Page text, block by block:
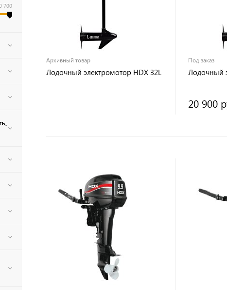
700
Архивный товар
Лодочный электромотор HDX 32L
Под заказ
Лодочный
20 900